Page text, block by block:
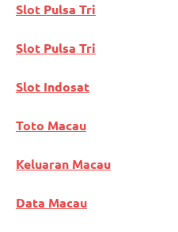
Slot Pulsa Tri
Slot Pulsa Tri
Slot Indosat
Toto Macau
Keluaran Macau
Data Macau